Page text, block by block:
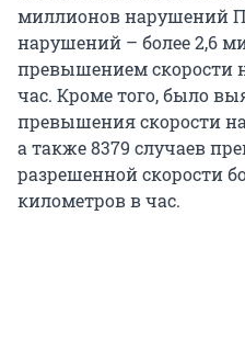
миллионов нарушений
нарушений – более 2,6
превышением скорости
час. Кроме того, было
превышения скорости
а также 8379 случаев
разрешенной скорости
километров в час.